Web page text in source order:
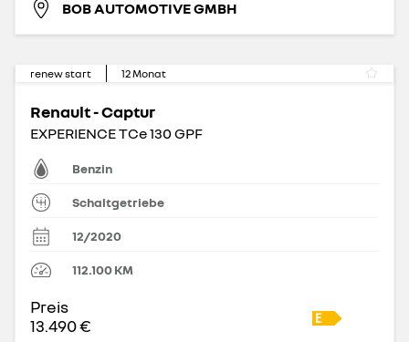
BOB AUTOMOTIVE GMBH
renew start 12Monat
Renault - Captur
EXPERIENCE TCe 130 GPF
Benzin
Schaltgetriebe
12/2020
112.100KM
Preis
13.490 €